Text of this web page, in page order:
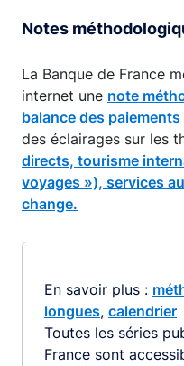
Notes
La Banque de France
internet une note
balance des
des éclairages sur les
directs, tourisme
voyages »), services
change.
En savoir plus :
longues, calendrier
Toutes les séries
France sont